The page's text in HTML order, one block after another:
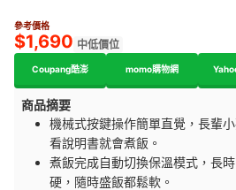
參考價格
$1,690 中低價位
Coupang酷澎 momo購物網
商品摘要
機械式按鍵操作簡單直覺，長輩
看說明書就會煮飯。
煮飯完成自動切換保溫模式，長
硬，隨時盛飯都鬆軟。